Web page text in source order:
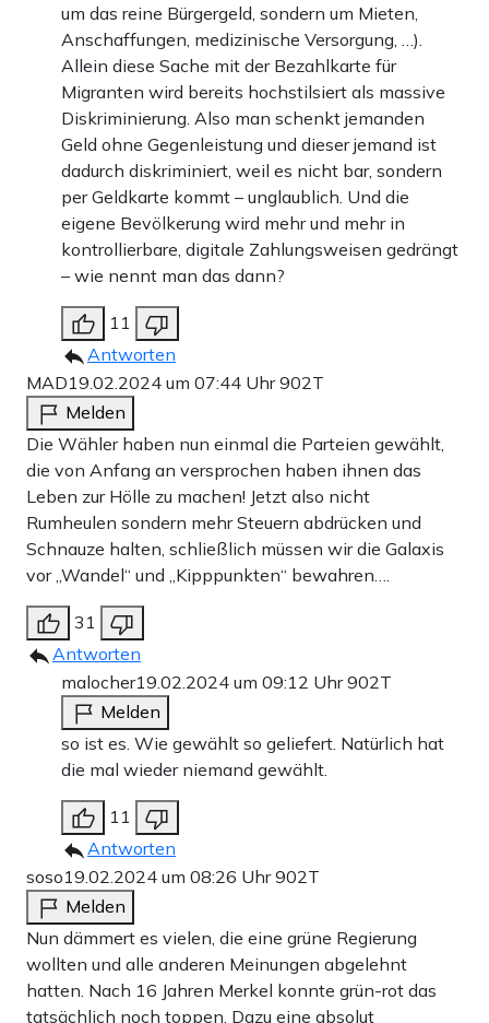
um das reine Bürgergeld, sondern um Mieten,
Anschaffungen, medizinische Versorgung, …).
Allein diese Sache mit der Bezahlkarte für
Migranten wird bereits hochstilsiert als massive
Diskriminierung. Also man schenkt jemanden
Geld ohne Gegenleistung und dieser jemand ist
dadurch diskriminiert, weil es nicht bar, sondern
per Geldkarte kommt – unglaublich. Und die
eigene Bevölkerung wird mehr und mehr in
kontrollierbare, digitale Zahlungsweisen gedrängt
– wie nennt man das dann?
11
Antworten
MAD19.02.2024 um 07:44 Uhr902T
Melden
Die Wähler haben nun einmal die Parteien gewählt,
die von Anfang an versprochen haben ihnen das
Leben zur Hölle zu machen! Jetzt also nicht
Rumheulen sondern mehr Steuern abdrücken und
Schnauze halten, schließlich müssen wir die Galaxis
vor „Wandel“ und „Kipppunkten“ bewahren….
31
Antworten
malocher19.02.2024 um 09:12 Uhr902T
Melden
so ist es. Wie gewählt so geliefert. Natürlich hat
die mal wieder niemand gewählt.
11
Antworten
soso19.02.2024 um 08:26 Uhr902T
Melden
Nun dämmert es vielen, die eine grüne Regierung
wollten und alle anderen Meinungen abgelehnt
hatten. Nach 16 Jahren Merkel konnte grün-rot das
tatsächlich noch toppen. Dazu eine absolut